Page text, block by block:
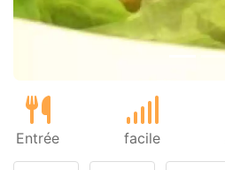
Entrée facile